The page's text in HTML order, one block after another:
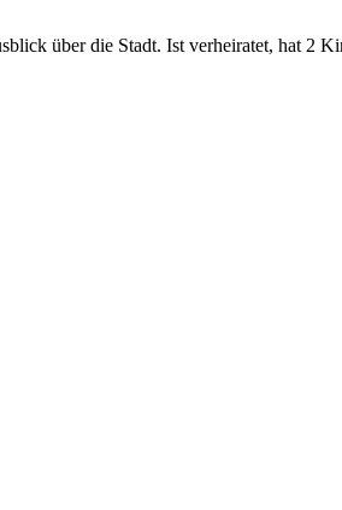
über die Stadt. Ist verheiratet, hat 2